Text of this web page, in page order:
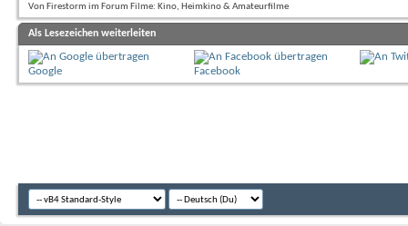
Von Firestorm im Forum Filme: Kino, Heimkino & Amateurfilme
Als Lesezeichen weiterleiten
Google Facebook